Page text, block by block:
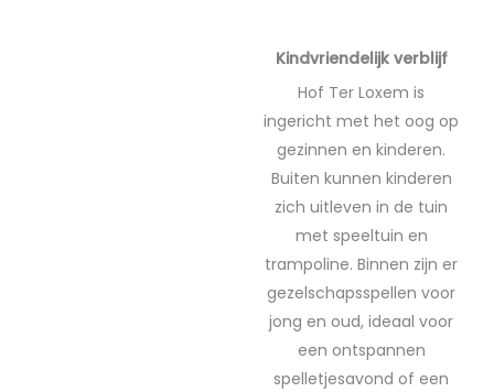
Kindvriendelijk verblijf
Hof Ter Loxem is
ingericht met het oog op
gezinnen en kinderen.
Buiten kunnen kinderen
zich uitleven in de tuin
met speeltuin en
trampoline. Binnen zijn er
gezelschapsspellen voor
jong en oud, ideaal voor
een ontspannen
spelletjesavond of een